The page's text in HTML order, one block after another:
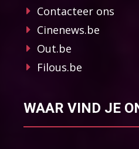
Contacteer ons
Cinenews.be
Out.be
Filous.be
WAAR VIND JE